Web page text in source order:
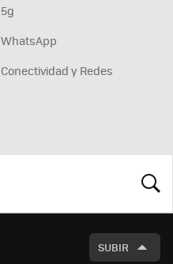
5g
WhatsApp
Conectividad y Redes
SUBIR